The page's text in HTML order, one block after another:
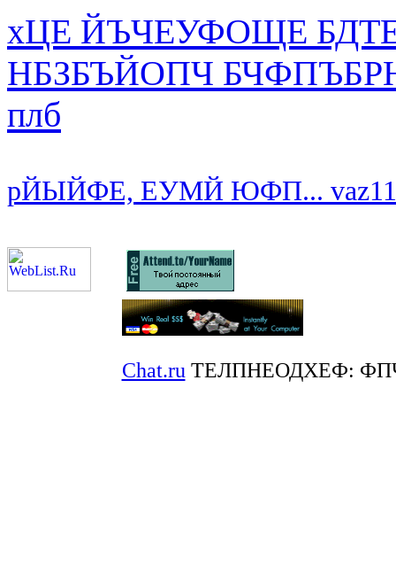
хЦЕ ЙЪЧЕУФОЩЕ
НБЗБЪЙОПЧ
плб
рЙЫЙФЕ, ЕУМЙ ЮФП...
Chat.ru ТЕЛПНЕОДХЕФ: